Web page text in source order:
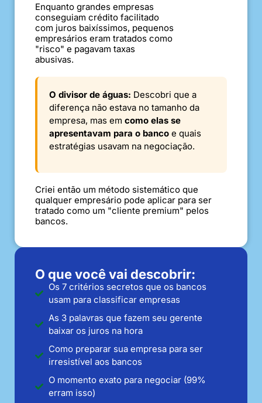
Enquanto grandes empresas
conseguiam crédito facilitado
com juros baixíssimos, pequenos
empresários eram tratados como
"risco" e pagavam taxas
abusivas.
O divisor de águas: Descobri que a
diferença não estava no tamanho da
empresa, mas em como elas se
apresentavam para o banco e quais
estratégias usavam na negociação.
Criei então um método sistemático que
qualquer empresário pode aplicar para ser
tratado como um "cliente premium" pelos
bancos.
O que você vai descobrir:
Os 7 critérios secretos que os bancos
usam para classificar empresas
As 3 palavras que fazem seu gerente
baixar os juros na hora
Como preparar sua empresa para ser
irresistível aos bancos
O momento exato para negociar (99%
erram isso)